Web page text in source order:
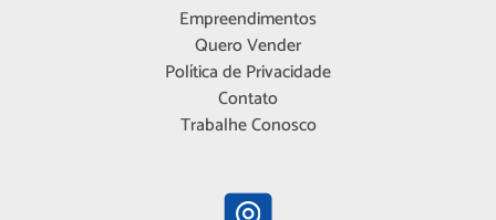
Empreendimentos
Quero Vender
Política de Privacidade
Contato
Trabalhe Conosco